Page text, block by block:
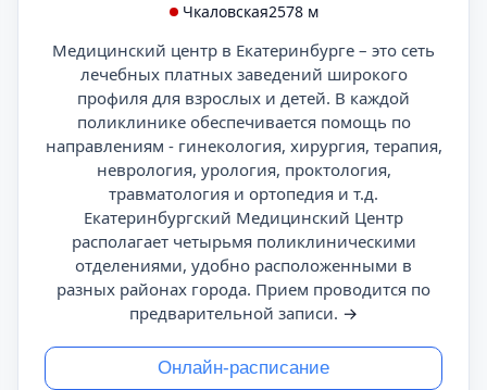
Чкаловская2578 м
Медицинский центр в Екатеринбурге – это сеть
лечебных платных заведений широкого
профиля для взрослых и детей. В каждой
поликлинике обеспечивается помощь по
направлениям - гинекология, хирургия, терапия,
неврология, урология, проктология,
травматология и ортопедия и т.д.
Екатеринбургский Медицинский Центр
располагает четырьмя поликлиническими
отделениями, удобно расположенными в
разных районах города. Прием проводится по
предварительной записи. →
Онлайн-расписание